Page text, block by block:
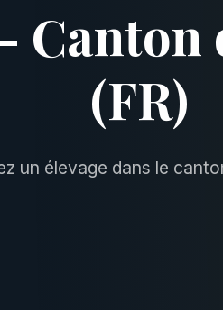
(FR)
un élevage dans le